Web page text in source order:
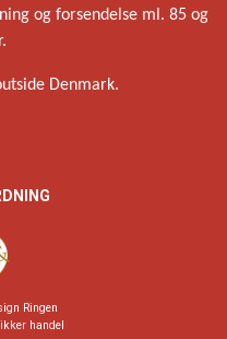
og forsendelse ml. 85 og
Denmark.
Ringen
handel